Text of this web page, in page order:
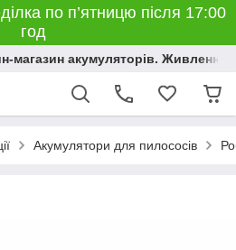
по п’ятницю після 17:00
год
магазин акумуляторів. Живлення,
Акумулятори для пилососів